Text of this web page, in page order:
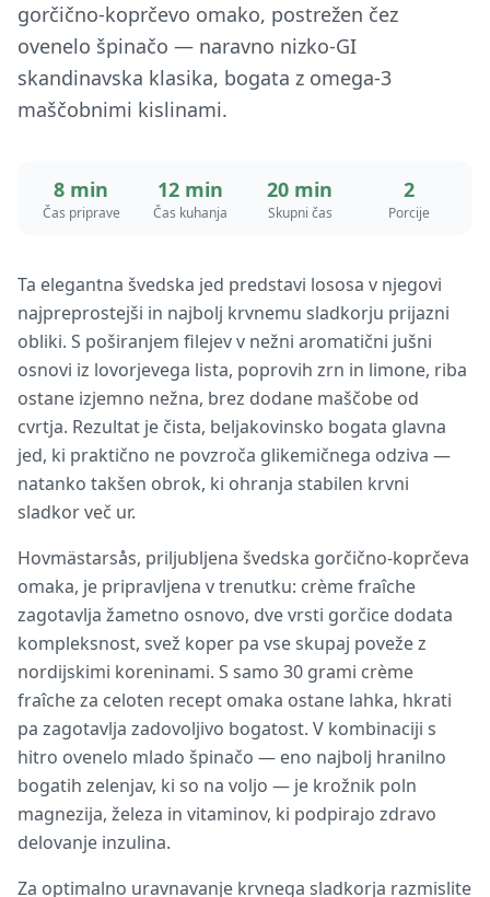
gorčično-koprčevo omako, postrežen čez
ovenelo špinačo — naravno nizko-GI
skandinavska klasika, bogata z omega-3
maščobnimi kislinami.
8 min
Čas priprave
12 min
Čas kuhanja
20 min
Skupni čas
2
Porcije
Ta elegantna švedska jed predstavi lososa v njegovi
najpreprostejši in najbolj krvnemu sladkorju prijazni
obliki. S poširanjem filejev v nežni aromatični jušni
osnovi iz lovorjevega lista, poprovih zrn in limone, riba
ostane izjemno nežna, brez dodane maščobe od
cvrtja. Rezultat je čista, beljakovinsko bogata glavna
jed, ki praktično ne povzroča glikemičnega odziva —
natanko takšen obrok, ki ohranja stabilen krvni
sladkor več ur.
Hovmästarsås, priljubljena švedska gorčično-koprčeva
omaka, je pripravljena v trenutku: crème fraîche
zagotavlja žametno osnovo, dve vrsti gorčice dodata
kompleksnost, svež koper pa vse skupaj poveže z
nordijskimi koreninami. S samo 30 grami crème
fraîche za celoten recept omaka ostane lahka, hkrati
pa zagotavlja zadovoljivo bogatost. V kombinaciji s
hitro ovenelo mlado špinačo — eno najbolj hranilno
bogatih zelenjav, ki so na voljo — je krožnik poln
magnezija, železa in vitaminov, ki podpirajo zdravo
delovanje inzulina.
Za optimalno uravnavanje krvnega sladkorja razmislite